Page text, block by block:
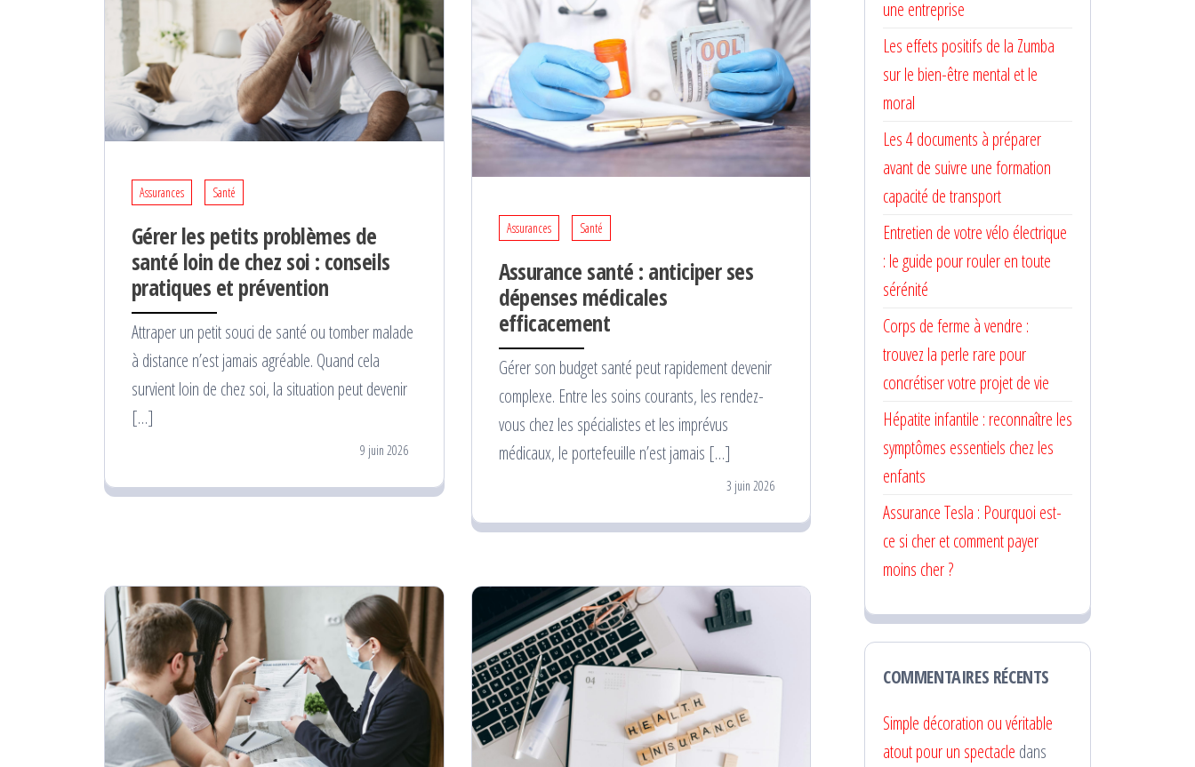
Assurances Santé
Gérer les petits problèmes de
santé loin de chez soi : conseils
pratiques et prévention
Attraper un petit souci de santé ou tomber malade
à distance n’est jamais agréable. Quand cela
survient loin de chez soi, la situation peut devenir
[…]
9 juin 2026
Assurances Santé
Assurance santé : anticiper ses
dépenses médicales
efficacement
Gérer son budget santé peut rapidement devenir
complexe. Entre les soins courants, les rendez-
vous chez les spécialistes et les imprévus
médicaux, le portefeuille n’est jamais […]
3 juin 2026
une entreprise
Les effets positifs de la Zumba
sur le bien-être mental et le
moral
Les 4 documents à préparer
avant de suivre une formation
capacité de transport
Entretien de votre vélo électrique
: le guide pour rouler en toute
sérénité
Corps de ferme à vendre :
trouvez la perle rare pour
concrétiser votre projet de vie
Hépatite infantile : reconnaître les
symptômes essentiels chez les
enfants
Assurance Tesla : Pourquoi est-
ce si cher et comment payer
moins cher ?
COMMENTAIRES RÉCENTS
Simple décoration ou véritable
atout pour un spectacle dans